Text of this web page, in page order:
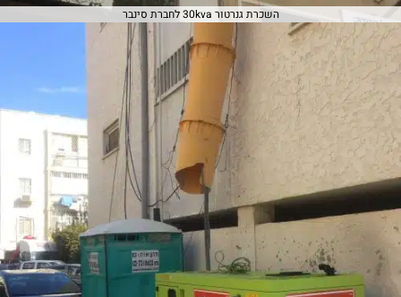
השכרת גנרטור 30kva לחברת סינבר